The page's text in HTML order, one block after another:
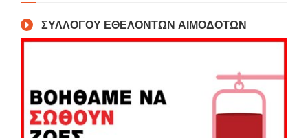
ΣΥΛΛΟΓΟΥ ΕΘΕΛΟΝΤΩΝ ΑΙΜΟΔΟΤΩΝ